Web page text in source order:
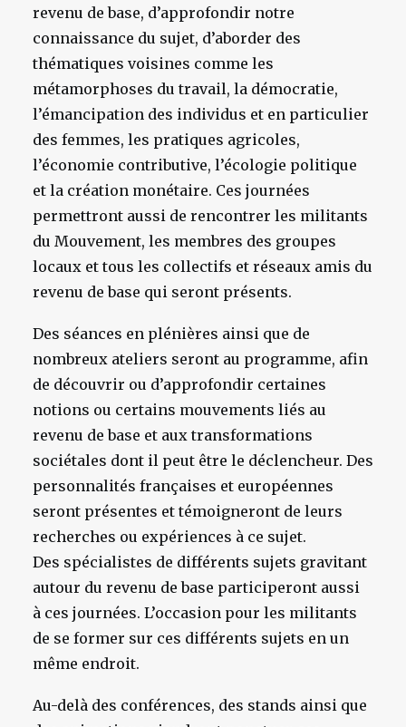
revenu de base, d’approfondir notre
connaissance du sujet, d’aborder des
thématiques voisines comme les
métamorphoses du travail, la démocratie,
l’émancipation des individus et en particulier
des femmes, les pratiques agricoles,
l’économie contributive, l’écologie politique
et la création monétaire. Ces journées
permettront aussi de rencontrer les militants
du Mouvement, les membres des groupes
locaux et tous les collectifs et réseaux amis du
revenu de base qui seront présents.
Des séances en plénières ainsi que de
nombreux ateliers seront au programme, afin
de découvrir ou d’approfondir certaines
notions ou certains mouvements liés au
revenu de base et aux transformations
sociétales dont il peut être le déclencheur. Des
personnalités françaises et européennes
seront présentes et témoigneront de leurs
recherches ou expériences à ce sujet.
Des spécialistes de différents sujets gravitant
autour du revenu de base participeront aussi
à ces journées. L’occasion pour les militants
de se former sur ces différents sujets en un
même endroit.
Au-delà des conférences, des stands ainsi que